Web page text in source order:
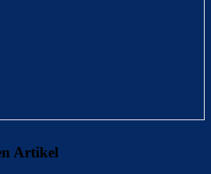
Artikel